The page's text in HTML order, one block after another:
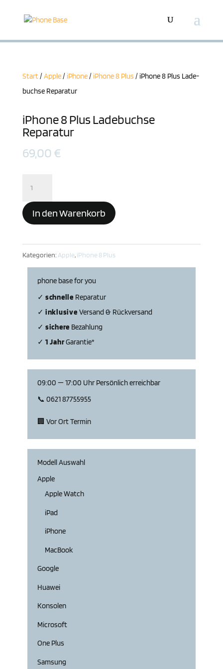
Start/Apple/ iPhone/ iPhone 8 Plus / iPhone 8 Plus Lade­
buchse Reparatur
iPhone 8 Plus Lade­buchse
Reparatur
69,00€
Plus
Ladebuchse
Menge
In den Warenkorb
Kategorien: Apple,iPhone 8 Plus
phone base for you
✓ schnelle Repa­ratur
✓ inklu­sive Versand & Rückversand
✓ sichere Bezahlung
✓ 1 JahrGarantie*
09:00 — 17:00 Uhr Persön­lich erreichbar
📞 0621 87755955
🏢 Vor Ort Termin
Modell Auswahl
Apple
Apple Watch
iPad
iPhone
MacBook
Google
Huawei
Konsolen
Microsoft
One Plus
Samsung